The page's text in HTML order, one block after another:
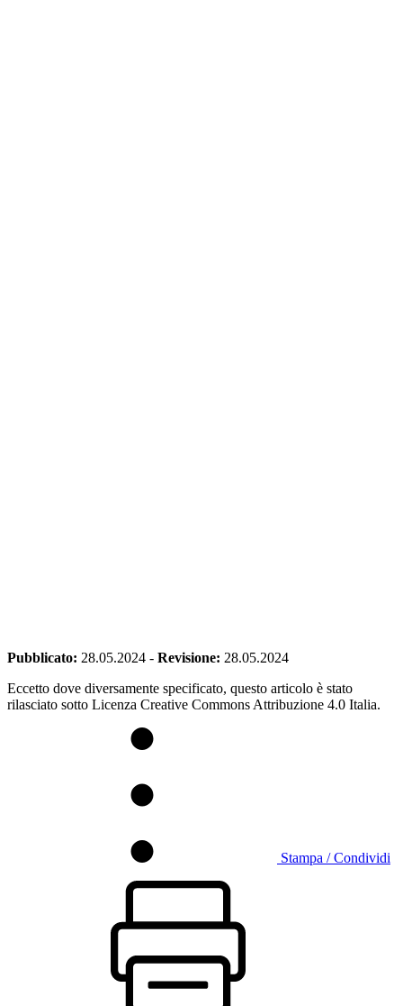
Pubblicato: 28.05.2024 - Revisione: 28.05.2024
Eccetto dove diversamente specificato, questo articolo è stato
rilasciato sotto Licenza Creative Commons Attribuzione 4.0 Italia.
Stampa / Condividi